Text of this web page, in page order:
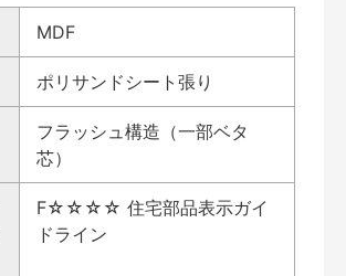
MDF
ポリサンドシート張り
フラッシュ構造（一部ベタ
芯）
F☆☆☆☆ 住宅部品表示ガイ
ドライン